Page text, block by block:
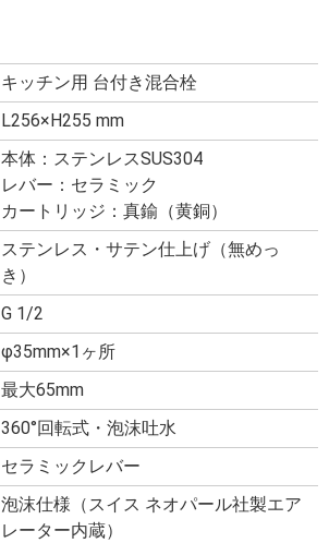
キッチン用 台付き混合栓
L256×H255 mm
本体：ステンレスSUS304
レバー：セラミック
カートリッジ：真鍮（黄銅）
ステンレス・サテン仕上げ（無めっ
き）
G 1/2
φ35mm×1ヶ所
最大65mm
360°回転式・泡沫吐水
セラミックレバー
泡沫仕様（スイス ネオパール社製エア
レーター内蔵）